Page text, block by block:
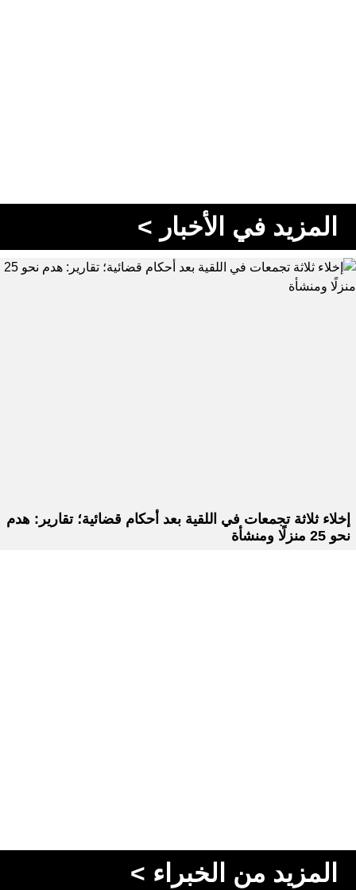
المزيد في الأخبار >
إخلاء ثلاثة تجمعات في اللقية بعد أحكام قضائية؛ تقارير: هدم
نحو 25 منزلًا ومنشأة
المزيد من الخبراء >